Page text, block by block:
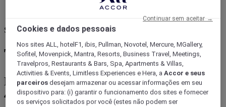
Seu próximo destino
Tinqueux : reserve seu hotel
Reserve sua estadia em uma das mais de
45 marcas da Accor
Cookies e dados pessoais
Nos sites ALL, hotelF1, ibis, Pullman, Novotel, Mercure, MGallery,
Sofitel, Movenpick, Mantra, Resorts, Business Travel, Meetings,
Travelpros, Restaurants & Bars, Spa, Apartments & Villas,
Activities & Events, Limitless Experiences e Hera, aAccor e seus
parceiros desejam armazenar ou acessar informações em seu
dispositivo para: (i) garantir o funcionamento dos sites e fornecer
os serviços solicitados por você (estes não podem ser
Continuar sem aceitar →